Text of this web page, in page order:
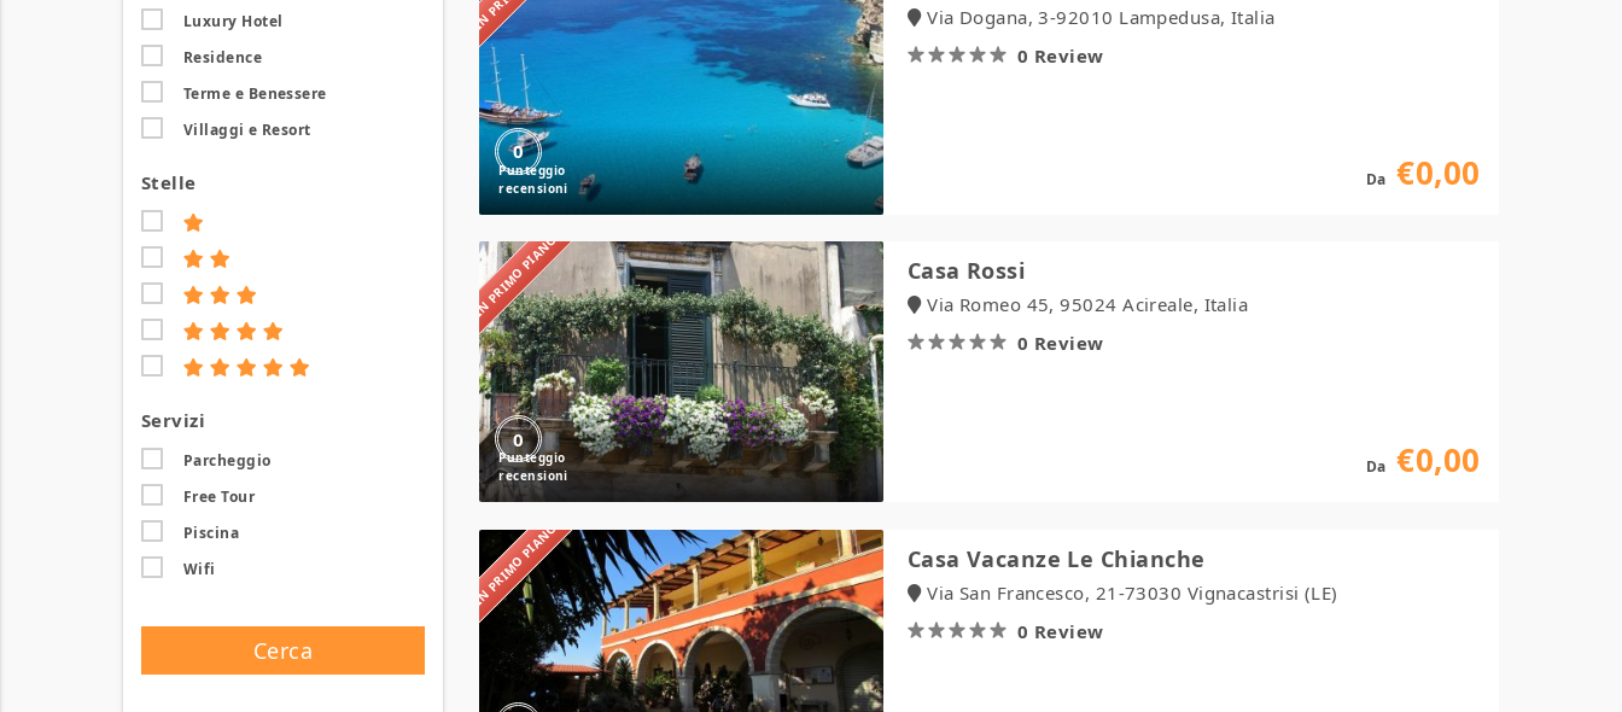
Luxury Hotel
Residence
Terme e Benessere
Villaggi e Resort
Stelle
Servizi
Parcheggio
Free Tour
Piscina
Wifi
Cerca
0
Pescatore
Via Dogana, 3-92010 Lampedusa, Italia
0 Review
Da €0,00
IN PRIMO PIANO
0
Casa
Rossi
Casa Rossi
Via Romeo 45, 95024 Acireale, Italia
0 Review
Da €0,00
IN PRIMO PIANO
Casa
Vacanze
Le
Chianche
Casa Vacanze Le Chianche
Via San Francesco, 21-73030 Vignacastrisi (LE)
0 Review